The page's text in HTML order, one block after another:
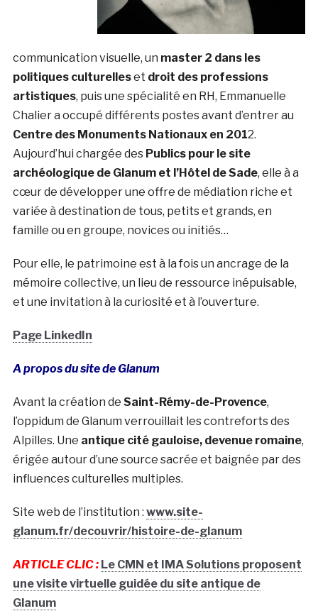
communication visuelle, un master 2 dans les
politiques culturelleset droit des professions
artistiques, puis une spécialité en RH, Emmanuelle
Chalier a occupé différents postes avant d’entrer au
Centre des Monuments Nationaux en 2012.
Aujourd’hui chargée des Publics pour le site
archéologique de Glanum et l’Hôtel de Sade, elle à a
cœur de développer une offre de médiation riche et
variée à destination de tous, petits et grands, en
famille ou en groupe, novices ou initiés…
Pour elle, le patrimoine est à la fois un ancrage de la
mémoire collective, un lieu de ressource inépuisable,
et une invitation à la curiosité et à l’ouverture.
Page LinkedIn
A propos du site de Glanum
Avant la création de Saint-Rémy-de-Provence,
l’oppidum de Glanum verrouillait les contreforts des
Alpilles. Une antique cité gauloise, devenue romaine,
érigée autour d’une source sacrée et baignée par des
influences culturelles multiples.
Site web de l’institution : www.site-
glanum.fr/decouvrir/histoire-de-glanum
ARTICLE CLIC : Le CMN et IMA Solutions proposent
une visite virtuelle guidée du site antique de
Glanum